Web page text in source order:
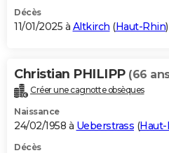
Décès
11/01/2025 à Altkirch (Haut-Rhin)
Christian PHILIPP (66
Créer une cagnotte obsèques
Naissance
24/02/1958 à Ueberstrass (Haut-
Décès